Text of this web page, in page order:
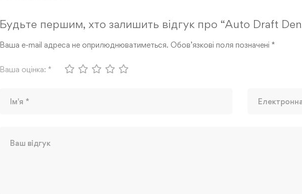
Будьте першим, хто залишить відгук про “Auto Draft
Ваша e-mail адреса не оприлюднюватиметься. Обов’язкові поля позначені *
Ваша оцінка: *